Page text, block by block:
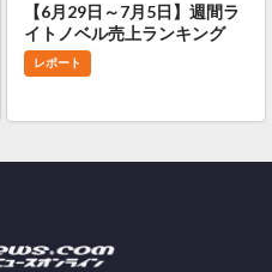
【6月29日～7月5日】週間ラ
イトノベル売上ランキング
レポート